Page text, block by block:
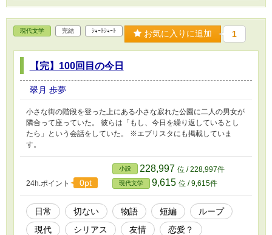
現代文学 完結 ｼｮｰﾄｼｮｰﾄ お気に入りに追加 1
【完】100回目の今日
翠月 歩夢
小さな街の階段を登った上にある小さな寂れた公園に二人の男女が
隣合って座っていた。 彼らは「もし、今日を繰り返しているとし
たら」という会話をしていた。 ※エブリスタにも掲載していま
す。
24h.ポイント 0pt
小説 228,997 位 / 228,997件
現代文学 9,615 位 / 9,615件
日常 切ない 物語 短編
ループ
現代
シリアス 友情
恋愛？